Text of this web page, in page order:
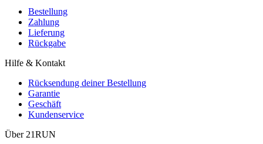
Bestellung
Zahlung
Lieferung
Rückgabe
Hilfe & Kontakt
Rücksendung deiner Bestellung
Garantie
Geschäft
Kundenservice
Über 21RUN